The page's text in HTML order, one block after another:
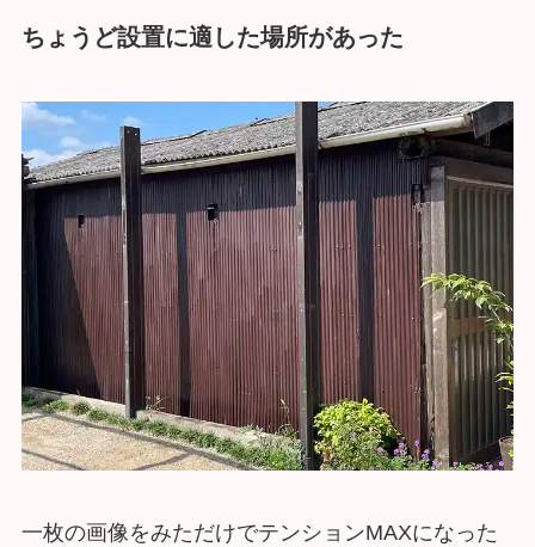
ちょうど設置に適した場所があった
一枚の画像をみただけでテンションMAXになった